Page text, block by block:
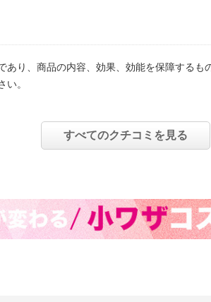
あり、商品の内容、効果、効能を保障するも
い。
すべてのクチコミを見る